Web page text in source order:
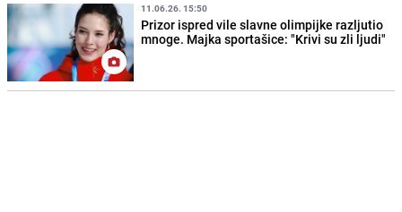
11.06.26. 15:50
Prizor ispred vile slavne olimpijke razljutio
mnoge. Majka sportašice: "Krivi su zli ljudi"